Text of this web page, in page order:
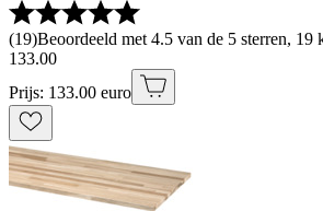
(19)Beoordeeld met 4.5 van de 5 sterren, 19
133.00
Prijs: 133.00 euro